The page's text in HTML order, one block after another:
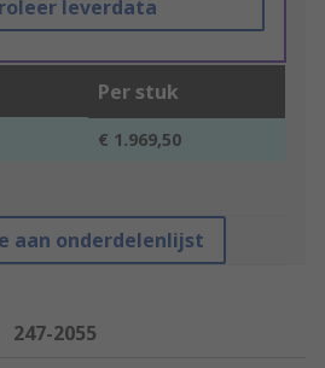
leverdata
Per stuk
€ 1.969,50
aan onderdelenlijst
247-2055